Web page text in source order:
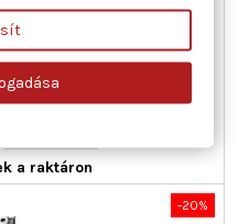
: jobb első, Kiegészítő
Kombinált kapcsoló
mód : elektromos,
[kg] : 1,360
Normál
145 280 Ft
a raktáron
-20%